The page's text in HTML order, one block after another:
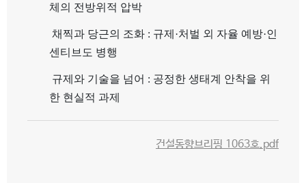
체의 전방위적 압박
채찍과 당근의 조화 : 규제·처벌 외 자율 예방·인
센티브도 병행
규제와 기술을 넘어 : 공정한 생태계 안착을 위
한 현실적 과제
건설동향브리핑 1063호.pdf